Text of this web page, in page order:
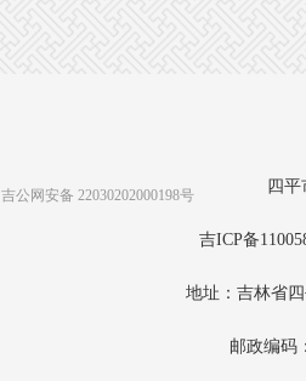
吉公网安备 22030202000198号 四平
吉ICP备
地址：吉林省
邮政编码